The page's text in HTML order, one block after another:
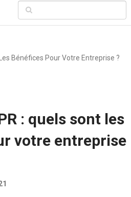
Bénéfices Pour Votre Entreprise ?
: quels sont les
votre entreprise